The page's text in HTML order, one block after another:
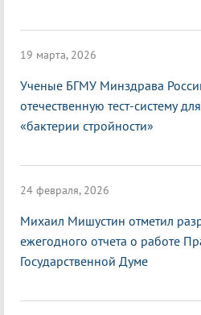
19 марта, 2026
Ученые БГМУ Минздрава
отечественную тест-систему
«бактерии стройности»
24 февраля, 2026
Михаил Мишустин отметил
ежегодного отчета о работе
Государственной Думе